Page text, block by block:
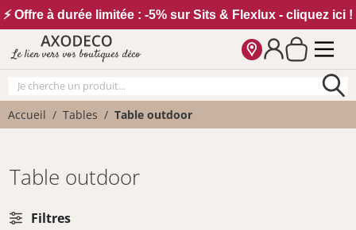
⚡ Offre à durée limitée : -5% sur Sits & Flexlux - cliquez ici !
Le lien vers vos boutiques déco
Accueil Tables Table outdoor
Table outdoor
Filtres
Vos paramètres cookies